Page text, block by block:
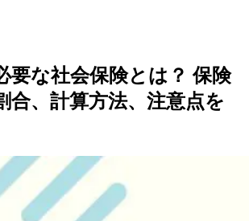
要な社会保険とは？ 保険
合、計算方法、注意点を